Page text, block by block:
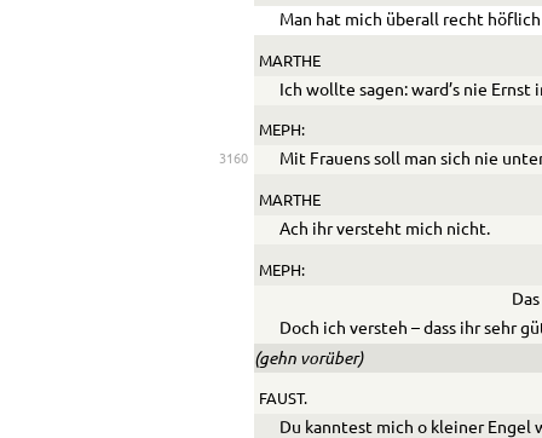
Man hat mich überall recht
MARTHE
Ich wollte sagen: ward’s nie Ernst
MEPH:
3160 Mit Frauens soll man sich nie
MARTHE
Ach ihr versteht mich nicht.
MEPH:
Doch ich versteh – dass ihr sehr
(gehn vorüber)
FAUST.
Du kanntest mich o kleiner Engel